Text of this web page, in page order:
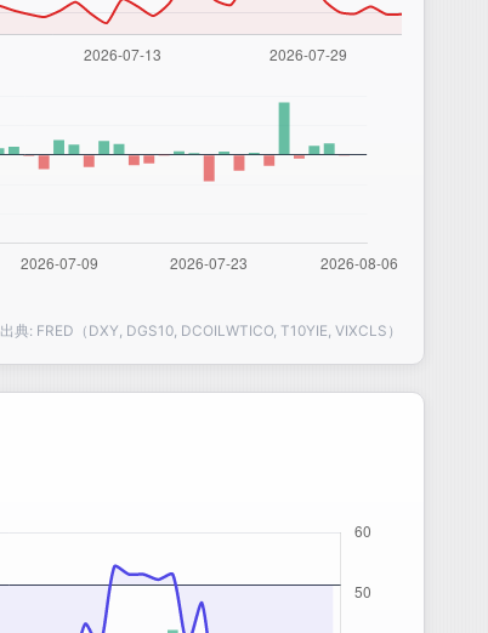
出典: FRED（DXY, DGS10, DCOILWTICO, T10YIE, VIXCLS）